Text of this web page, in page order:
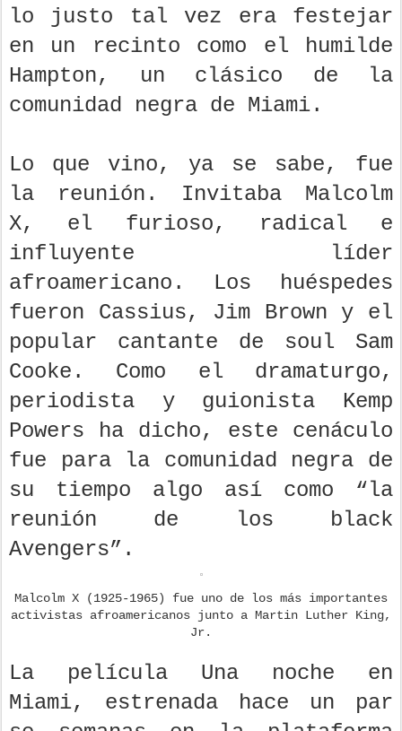
lo justo tal vez era festejar
en un recinto como el humilde
Hampton, un clásico de la
comunidad negra de Miami.
Lo que vino, ya se sabe, fue
la reunión. Invitaba Malcolm
X, el furioso, radical e
influyente líder
afroamericano. Los huéspedes
fueron Cassius, Jim Brown y el
popular cantante de soul Sam
Cooke. Como el dramaturgo,
periodista y guionista Kemp
Powers ha dicho, este cenáculo
fue para la comunidad negra de
su tiempo algo así como “la
reunión de los black
Avengers”.
Malcolm X (1925-1965) fue uno de los más importantes
activistas afroamericanos junto a Martin Luther King,
Jr.
La película Una noche en
Miami, estrenada hace un par